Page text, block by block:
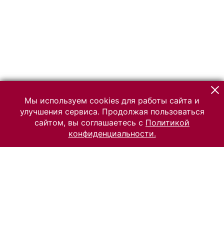
Мы используем cookies для работы сайта и
улучшения сервиса. Продолжая пользоваться
сайтом, вы соглашаетесь с Политикой
конфиденциальности.